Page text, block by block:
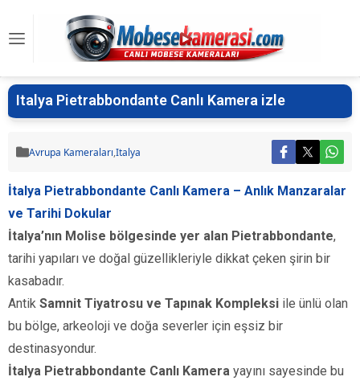
Italya Pietrabbondante Canlı Kamera izle
Avrupa Kameraları,Italya
İtalya Pietrabbondante Canlı Kamera – Anlık Manzaralar
ve Tarihi Dokular
İtalya’nın Molise bölgesinde yer alan Pietrabbondante,
tarihi yapıları ve doğal güzellikleriyle dikkat çeken şirin bir
kasabadır.
Antik Samnit Tiyatrosu ve Tapınak Kompleksi ile ünlü olan
bu bölge, arkeoloji ve doğa severler için eşsiz bir
destinasyondur.
İtalya Pietrabbondante Canlı Kamera yayını sayesinde bu